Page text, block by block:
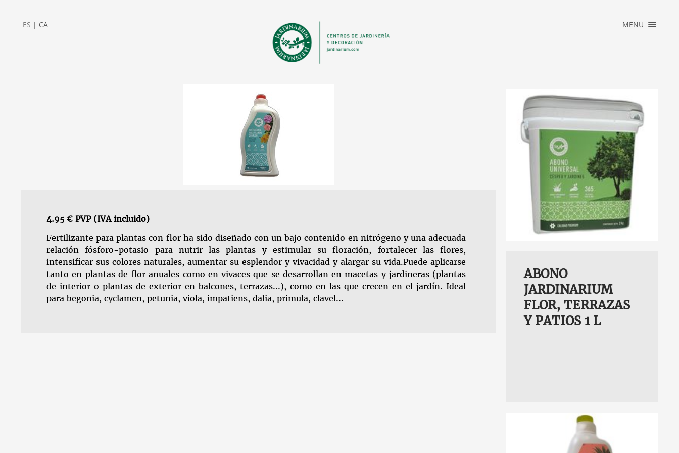
ES | CA MENU ×
JARDINARIUM
NEWS
CONTACTO
2025_REBAJAS
4.95 € PVP (IVA incluido)
Fertilizante para plantas con flor ha sido diseñado con un bajo contenido en nitrógeno y una adecuada
relación fósforo-potasio para nutrir las plantas y estimular su floración, fortalecer las flores,
intensificar sus colores naturales, aumentar su esplendor y vivacidad y alargar su vida.Puede aplicarse
tanto en plantas de flor anuales como en vivaces que se desarrollan en macetas y jardineras (plantas
de interior o plantas de exterior en balcones, terrazas...), como en las que crecen en el jardín. Ideal
para begonia, cyclamen, petunia, viola, impatiens, dalia, primula, clavel...
ABONO
JARDINARIUM
FLOR, TERRAZAS
Y PATIOS 1 L